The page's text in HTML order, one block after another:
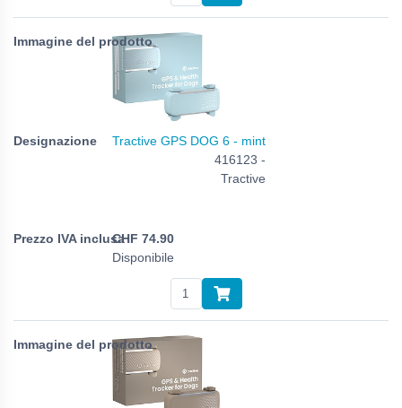
Tractive GPS DOG 6 - mint
416123 -
Tractive
CHF 74.90
Disponibile